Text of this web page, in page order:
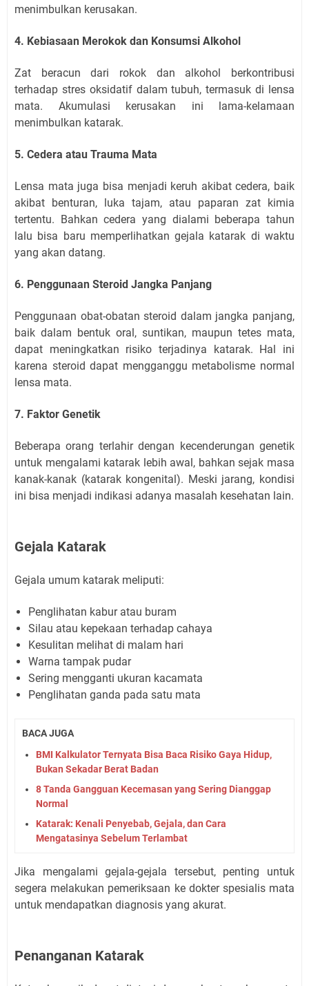
menimbulkan kerusakan.
4. Kebiasaan Merokok dan Konsumsi Alkohol
Zat beracun dari rokok dan alkohol berkontribusi
terhadap stres oksidatif dalam tubuh, termasuk di lensa
mata. Akumulasi kerusakan ini lama-kelamaan
menimbulkan katarak.
5. Cedera atau Trauma Mata
Lensa mata juga bisa menjadi keruh akibat cedera, baik
akibat benturan, luka tajam, atau paparan zat kimia
tertentu. Bahkan cedera yang dialami beberapa tahun
lalu bisa baru memperlihatkan gejala katarak di waktu
yang akan datang.
6. Penggunaan Steroid Jangka Panjang
Penggunaan obat-obatan steroid dalam jangka panjang,
baik dalam bentuk oral, suntikan, maupun tetes mata,
dapat meningkatkan risiko terjadinya katarak. Hal ini
karena steroid dapat mengganggu metabolisme normal
lensa mata.
7. Faktor Genetik
Beberapa orang terlahir dengan kecenderungan genetik
untuk mengalami katarak lebih awal, bahkan sejak masa
kanak-kanak (katarak kongenital). Meski jarang, kondisi
ini bisa menjadi indikasi adanya masalah kesehatan lain.
Gejala Katarak
Gejala umum katarak meliputi:
Penglihatan kabur atau buram
Silau atau kepekaan terhadap cahaya
Kesulitan melihat di malam hari
Warna tampak pudar
Sering mengganti ukuran kacamata
Penglihatan ganda pada satu mata
BACA JUGA
BMI Kalkulator Ternyata Bisa Baca Risiko Gaya Hidup,
Bukan Sekadar Berat Badan
8 Tanda Gangguan Kecemasan yang Sering Dianggap
Normal
Katarak: Kenali Penyebab, Gejala, dan Cara
Mengatasinya Sebelum Terlambat
Jika mengalami gejala-gejala tersebut, penting untuk
segera melakukan pemeriksaan ke dokter spesialis mata
untuk mendapatkan diagnosis yang akurat.
Penanganan Katarak